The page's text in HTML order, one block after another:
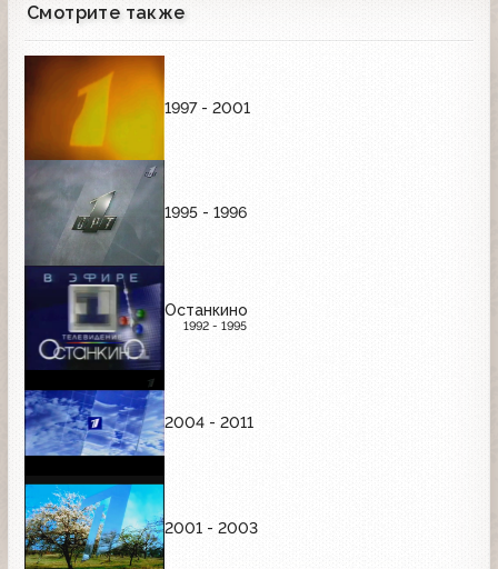
Смотрите также
1997 - 2001
1995 - 1996
Останкино
1992 - 1995
2004 - 2011
2001 - 2003